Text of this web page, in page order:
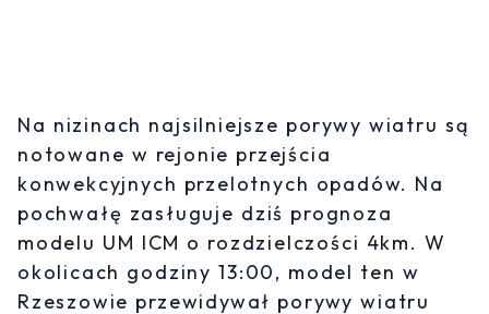
Na nizinach najsilniejsze porywy wiatru są
notowane w rejonie przejścia
konwekcyjnych przelotnych opadów. Na
pochwałę zasługuje dziś prognoza
modelu UM ICM o rozdzielczości 4km. W
okolicach godziny 13:00, model ten w
Rzeszowie przewidywał porywy wiatru